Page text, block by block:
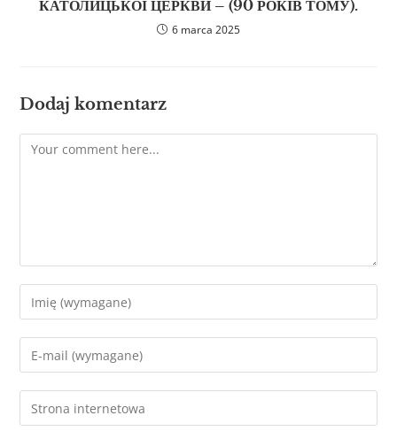
КАТОЛИЦЬКОЇ ЦЕРКВИ – (90 РОКІВ ТОМУ).
6 marca 2025
Dodaj komentarz